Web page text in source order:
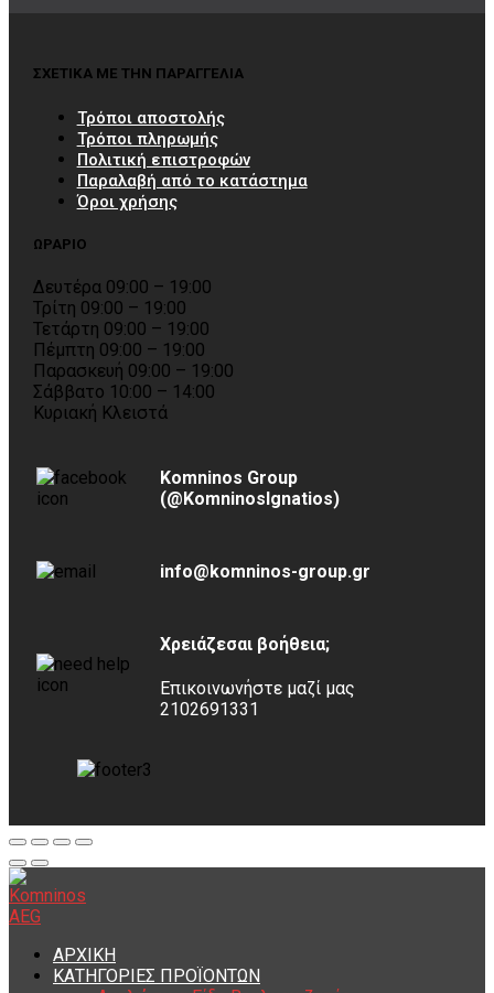
ΣΧΕΤΙΚΑ ΜΕ ΤΗΝ ΠΑΡΑΓΓΕΛΙΑ
Τρόποι αποστολής
Τρόποι πληρωμής
Πολιτική επιστροφών
Παραλαβή από το κατάστημα
Όροι χρήσης
ΩΡΑΡΙΟ
Δευτέρα 09:00 – 19:00
Τρίτη 09:00 – 19:00
Τετάρτη 09:00 – 19:00
Πέμπτη 09:00 – 19:00
Παρασκευή 09:00 – 19:00
Σάββατο 10:00 – 14:00
Κυριακή Κλειστά
Komninos Group
(@KomninosIgnatios)
info@komninos-group.gr
Χρειάζεσαι βοήθεια;
Επικοινωνήστε μαζί μας
2102691331
ΑΡΧΙΚΗ
ΚΑΤΗΓΟΡΙΕΣ ΠΡΟΪΟΝΤΩΝ